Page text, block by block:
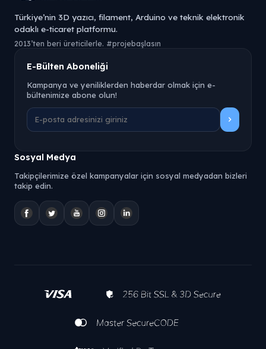
Türkiye’nin 3D yazıcı, filament, Arduino ve teknik elektronik
odaklı e-ticaret platformu.
2013’ten beri üreticilerle. #projebaşlasın
E-Bülten Aboneliği
Kampanya ve yeniliklerden haberdar olmak için e-
bültenimize abone olun!
Sosyal Medya
Takipçilerimize özel kampanyalar için sosyal medyadan bizleri
takip edin.